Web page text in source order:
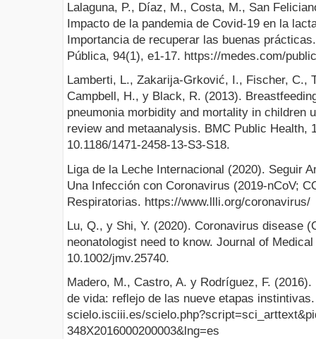
Lalaguna, P., Díaz, M., Costa, M., San
Impacto de la pandemia de Covid-19 en la
Importancia de recuperar las buenas
Pública, 94(1), e1-17. https://medes.com/
Lamberti, L., Zakarija-Grković, I., Fischer, C.,
Campbell, H., y Black, R. (2013).
pneumonia morbidity and mortality in children
review and metaanalysis. BMC Public Health,
10.1186/1471-2458-13-S3-S18.
Liga de la Leche Internacional (2020). Seguir
Una Infección con Coronavirus (2019-nCoV;
Respiratorias. https://www.llli.org/coronavirus/
Lu, Q., y Shi, Y. (2020). Coronavirus disease
neonatologist need to know. Journal of
10.1002/jmv.25740.
Madero, M., Castro, A. y Rodríguez, F.
de vida: reflejo de las nueve etapas
scielo.isciii.es/
348X2016000200003&lng=es